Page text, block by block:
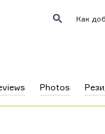
Как
Photos